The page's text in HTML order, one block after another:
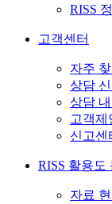
RISS
고객센터
자주
상담
상담
고객제
신고센
RISS 활용도
자료